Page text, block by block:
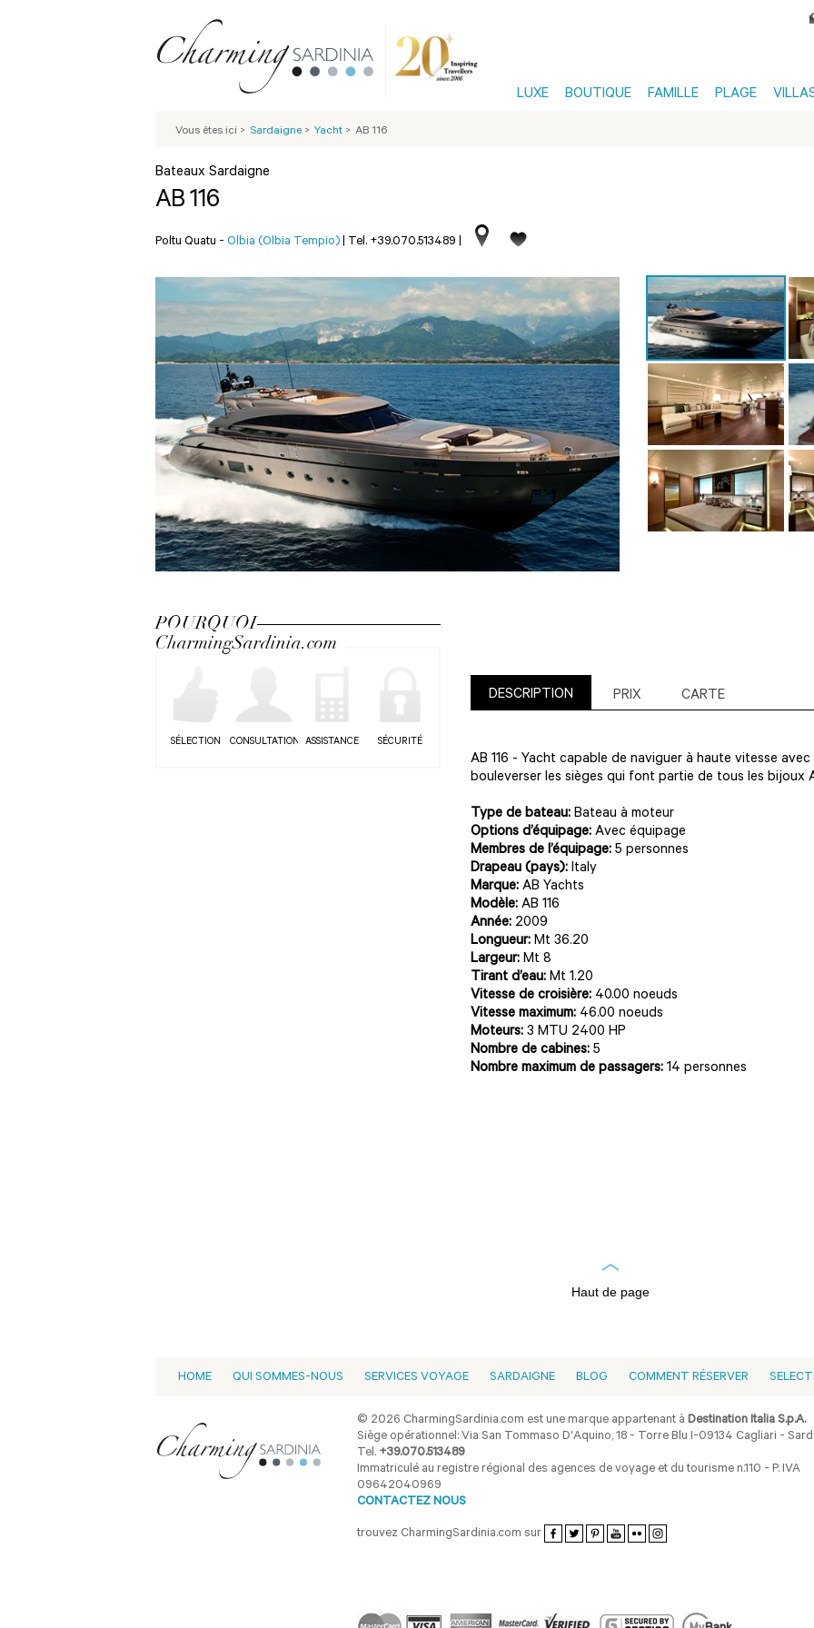
LUXE BOUTIQUE FAMILLE PLAGE
Vous êtes ici > Sardaigne > Yacht > AB 116
Bateaux Sardaigne
AB 116
Poltu Quatu - Olbia (Olbia Tempio) | Tel. +39.070.513489 |
POURQUOI
CharmingSardinia.com
SÉLECTION CONSULTATION ASSISTANCE SÉCURITÉ
DESCRIPTION PRIX CARTE
AB 116 - Yacht capable de naviguer à haute vitesse
bouleverser les sièges qui font partie de tous les bijoux
Type de bateau: Bateau à moteur
Options d’équipage: Avec équipage
Membres de l’équipage: 5 personnes
Drapeau (pays): Italy
Marque: AB Yachts
Modèle: AB 116
Année: 2009
Longueur: Mt 36.20
Largeur: Mt 8
Tirant d’eau: Mt 1.20
Vitesse de croisière: 40.00 noeuds
Vitesse maximum: 46.00 noeuds
Moteurs: 3 MTU 2400 HP
Nombre de cabines: 5
Nombre maximum de passagers: 14 personnes
Haut de page
HOME QUI SOMMES-NOUS SERVICES VOYAGE SARDAIGNE BLOG COMMENT RÉSERVER
© 2026 CharmingSardinia.com est une marque appartenant àDestination Italia S.p.A.
Siège opérationnel: Via San Tommaso D'Aquino, 18 - Torre Blu I-09134 Cagliari -
Tel. +39.070.513489
Immatriculé au registre régional des agences de voyage et du tourisme n.110 - P. IVA
09642040969
CONTACTEZ NOUS
trouvez CharmingSardinia.com sur